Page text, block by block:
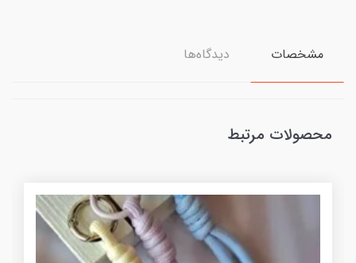
مشخصات دیدگاه‌ها
محصولات مرتبط